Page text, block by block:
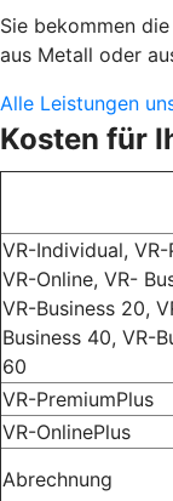
Sie bekommen
aus Metall oder
Alle Leistungen
Kosten für
VR-Individual, VR-
VR-Online, VR-
VR-Business 20,
Business 40, VR-
60
VR-PremiumPlus
VR-OnlinePlus
Abrechnung